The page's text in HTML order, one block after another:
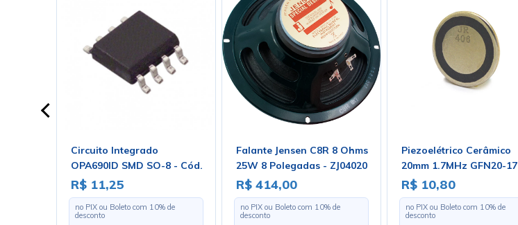
Circuito Integrado
OPA690ID SMD SO-8 - Cód.
Loja 4311 - Burr Brow
R$ 11,25
no PIX ou Boleto com 10% de
desconto
Falante Jensen C8R 8 Ohms
25W 8 Polegadas - ZJ04020
R$ 414,00
no PIX ou Boleto com 10% de
desconto
Piezoelétrico Cerâmico
20mm 1.7MHz GFN20-17
R$ 10,80
no PIX ou Boleto com 10% de
desconto